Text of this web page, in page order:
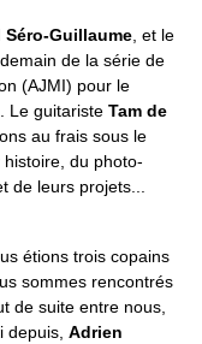
Séro-Guillaume , et le
de la série de
(AJMI) pour le
Le guitariste Tam de
au frais sous le
du photo-
de leurs projets...
étions trois copains
sommes rencontrés
de suite entre nous,
depuis, Adrien